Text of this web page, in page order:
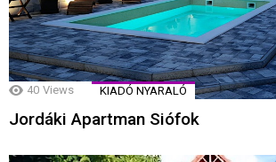
40 Views KIADÓ NYARALÓ
Jordáki Apartman Siófok